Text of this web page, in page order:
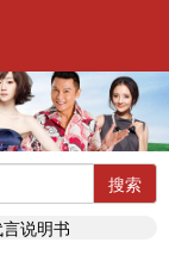
搜索
言的工作流程
】报价表
择明星代言,签约流程
合作代理明星资源
说明书